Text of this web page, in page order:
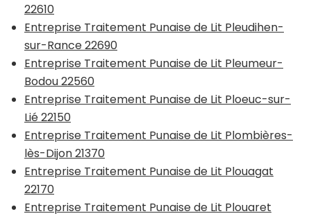
22610
Entreprise Traitement Punaise de Lit Pleudihen-
sur-Rance 22690
Entreprise Traitement Punaise de Lit Pleumeur-
Bodou 22560
Entreprise Traitement Punaise de Lit Ploeuc-sur-
Lié 22150
Entreprise Traitement Punaise de Lit Plombières-
lès-Dijon 21370
Entreprise Traitement Punaise de Lit Plouagat
22170
Entreprise Traitement Punaise de Lit Plouaret